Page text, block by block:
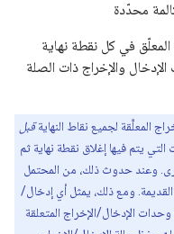
محدّدة
في كل نقطة نهاية
والإخراج ذات الصلة
المعلَّقة لجميع نقاط النهايةقبل
يتم فيها إغلاق نقطة نهاية ثم
وعند حدوث ذلك، من المحتمل
ومع ذلك، يمثل أي إدخال/
الإدخال/الإخراج المتعلقة